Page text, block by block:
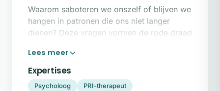
Waarom saboteren we onszelf of blijven we
hangen in patronen die ons niet langer
dienen? Deze vragen vormen de rode draad
persoonlijke leven. Samen onderzoeken we
wat er speelt en wat jij nodig hebt om
beweging en verandering te creëren.
Expertises
Psycholoog PRI-therapeut